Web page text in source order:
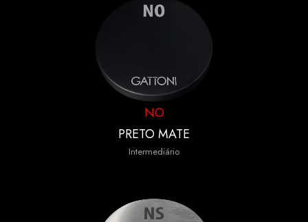
NO
PRETO MATE
Intermediário